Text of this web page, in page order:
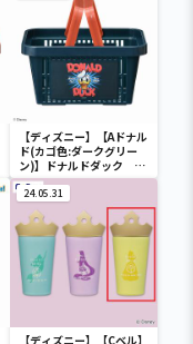
【ディズニー】【Aドナル
ド(カゴ色:ダークグリー
ン)】ドナルドダック ミ
ニメッシュカゴ
24.05.31
【ディズニー】【Cベル】